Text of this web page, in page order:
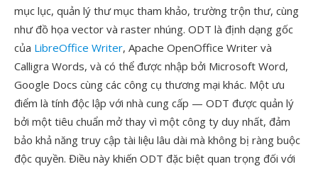
mục lục, quản lý thư mục tham khảo, trường trộn thư, cùng
như đồ họa vector và raster nhúng. ODT là định dạng gốc
của LibreOffice Writer, Apache OpenOffice Writer và
Calligra Words, và có thể được nhập bởi Microsoft Word,
Google Docs cùng các công cụ thương mại khác. Một ưu
điểm là tính độc lập với nhà cung cấp — ODT được quản lý
bởi một tiêu chuẩn mở thay vì một công ty duy nhất, đảm
bảo khả năng truy cập tài liệu lâu dài mà không bị ràng buộc
độc quyền. Điều này khiến ODT đặc biệt quan trọng đối với